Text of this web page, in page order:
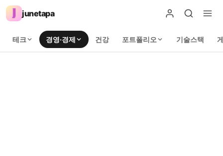
junetapa
테크 경영·경제 건강 포트폴리오 기술스택